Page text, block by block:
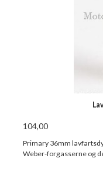
104,00
Primary 36mm
Weber-forgasserne og